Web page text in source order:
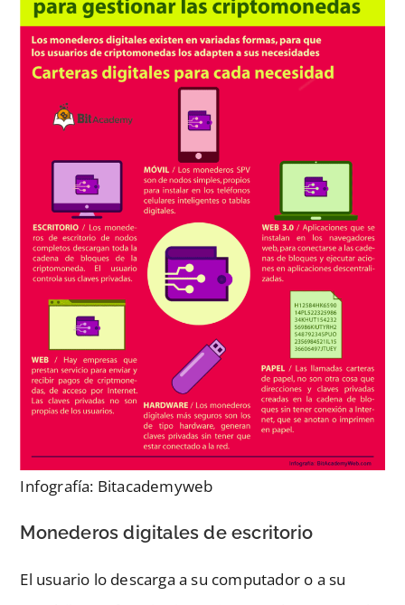
Infografía: Bitacademyweb
Monederos digitales de escritorio
El usuario lo descarga a su computador o a su